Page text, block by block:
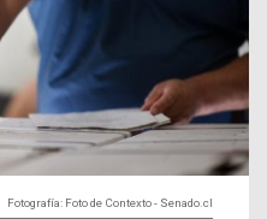
Fotografía: Foto de Contexto - Senado.cl